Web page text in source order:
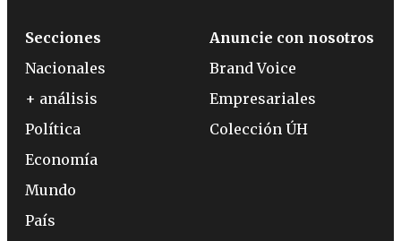
Secciones
Nacionales
+ análisis
Política
Economía
Mundo
País
Anuncie con nosotros
Brand Voice
Empresariales
Colección ÚH